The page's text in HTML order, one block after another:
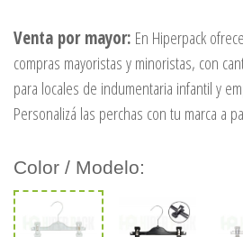
Venta por mayor: En Hiperpack
compras mayoristas y minoristas, con
para locales de indumentaria infantil y
Personalizá las perchas con tu marca a
Color / Modelo: